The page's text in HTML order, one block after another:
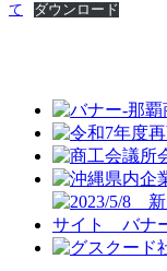
て
ダウンロード